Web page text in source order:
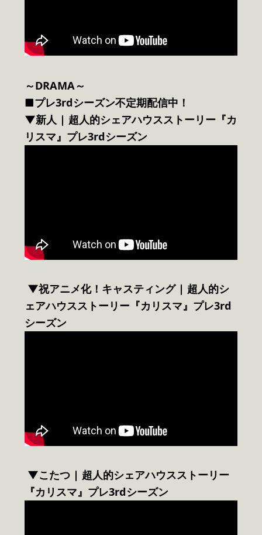
～DRAMA～
■プレ3rdシーズン不定期配信中！
▼新人 | 超人的シェアハウスストーリー『カ
リスマ』プレ3rdシーズン
▼祝アニメ化！キャスティング | 超人的シ
ェアハウスストーリー『カリスマ』プレ3rd
シーズン
▼こたつ | 超人的シェアハウスストーリー
『カリスマ』プレ3rdシーズン